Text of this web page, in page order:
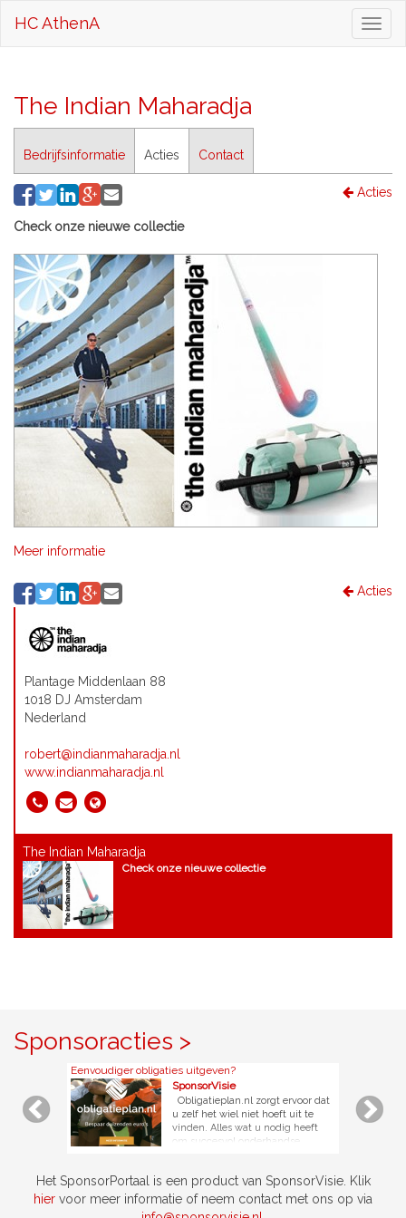
HC AthenA
The Indian Maharadja
Bedrijfsinformatie Acties Contact
Acties
Check onze nieuwe collectie
Meer informatie
Acties
Plantage Middenlaan 88
1018 DJ Amsterdam
Nederland
robert@indianmaharadja.nl
www.indianmaharadja.nl
The Indian Maharadja
Check onze nieuwe collectie
Sponsoracties >
Eenvoudiger obligaties uitgeven?
SponsorVisie
Obligatieplan.nl zorgt ervoor dat
u zelf het wiel niet hoeft uit te
vinden. Alles wat u nodig heeft
om succesvol onderhandse
aangeleverd. Denk aan concept
leningvoorwaarden, een
communicatieplan en plan van
Het SponsorPortaal is een product van SponsorVisie. Klik
hier voor meer informatie of neem contact met ons op via